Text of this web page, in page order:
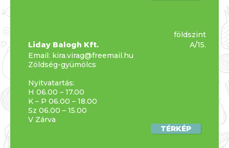
Liday Balogh Kft.
Email: kira.virag@freemail.hu
Zöldség-gyümölcs
Nyitvatartás:
H 06.00 – 17.00
K – P 06.00 – 18.00
Sz 06.00 – 15.00
V Zárva
TÉRKÉP
földszint
A/15.